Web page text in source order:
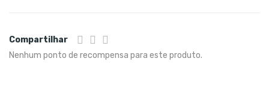
Compartilhar
Nenhum ponto de recompensa para este produto.